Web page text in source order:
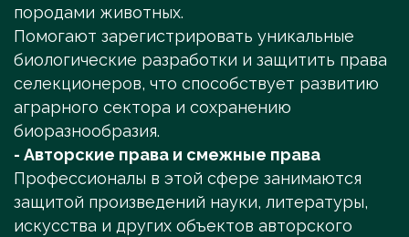
породами животных.
Помогают зарегистрировать уникальные
биологические разработки и защитить права
селекционеров, что способствует развитию
аграрного сектора и сохранению
биоразнообразия.
- Авторские права и смежные права
Профессионалы в этой сфере занимаются
защитой произведений науки, литературы,
искусства и других объектов авторского